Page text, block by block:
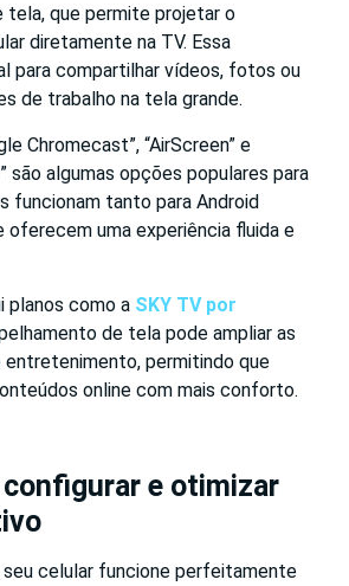
tela, que permite projetar o
diretamente na TV. Essa
para compartilhar vídeos, fotos ou
de trabalho na tela grande.
Chromecast”, “AirScreen” e
são algumas opções populares para
funcionam tanto para Android
oferecem uma experiência fluida e
planos como a SKY TV por
de tela pode ampliar as
entretenimento, permitindo que
online com mais conforto.
configurar e otimizar
seu celular funcione perfeitamente